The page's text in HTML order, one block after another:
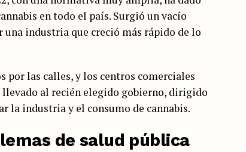
en todo el país. Surgió un vacío
industria que creció más rápido de lo
por las calles, y los centros comerciales
llevado al recién elegido gobierno, dirigido
la industria y el consumo de cannabis.
de salud pública